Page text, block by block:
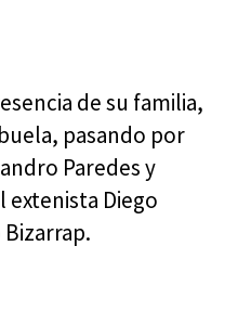
de su familia,
pasando por
Paredes y
Diego